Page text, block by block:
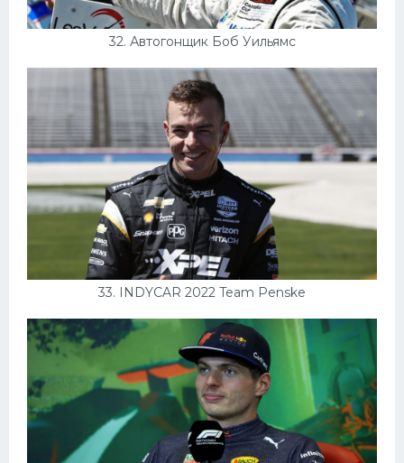
32. Автогонщик Боб Уильямс
33. INDYCAR 2022 Team Penske